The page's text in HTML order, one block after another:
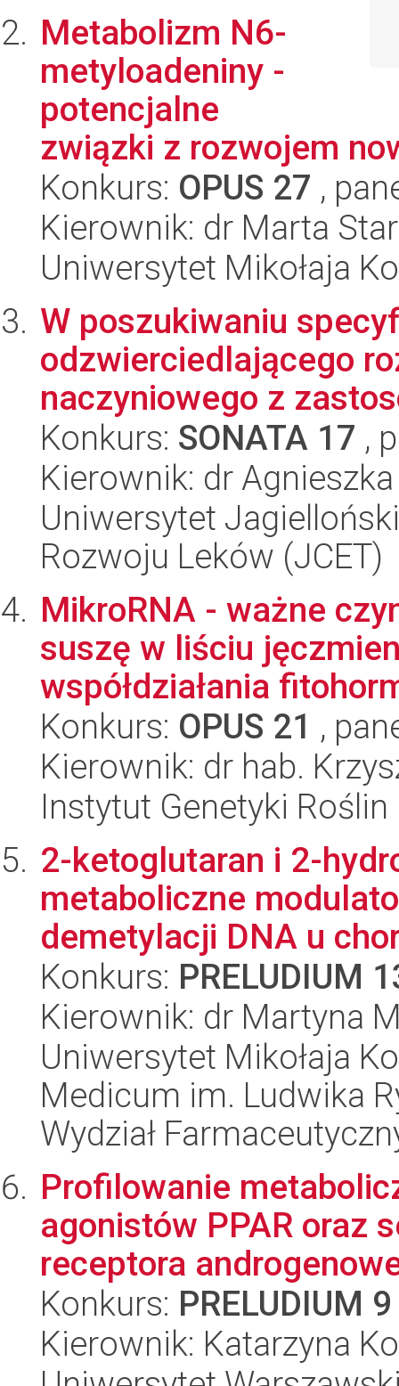
Metabolizm N6-
metyloadeniny -
potencjalne
związki z rozwojem
Konkurs: OPUS 27 ,
Kierownik: dr Marta
Uniwersytet Mikołaja
W poszukiwaniu
odzwierciedlającego
naczyniowego z
Konkurs: SONATA 17 ,
Kierownik: dr
Uniwersytet
Rozwoju Leków (JCET)
MikroRNA - ważne
suszę w liściu
współdziałania
Konkurs: OPUS 21 ,
Kierownik: dr hab.
Instytut Genetyki Roślin
2-ketoglutaran i 2-
metaboliczne
demetylacji DNA u
Konkurs: PRELUDIUM
Kierownik: dr Martyna
Uniwersytet Mikołaja
Medicum im. Ludwika
Wydział
Profilowanie
agonistów PPAR oraz
receptora
Konkurs: PRELUDIUM 9
Kierownik: Katarzyna